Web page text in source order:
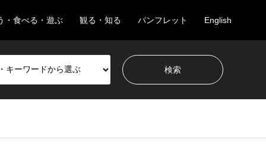
・食べる・遊ぶ 観る・知る パンフレット English